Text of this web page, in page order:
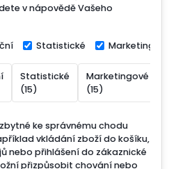
v nápovědě Vašeho
Statistické Marketingové
Statistické
(15)
Marketingové
(15)
ke správnému chodu
vkládání zboží do košíku,
nebo přihlášení do zákaznické
přizpůsobit chování nebo